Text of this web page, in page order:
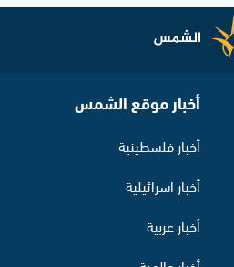
أخبار موقع الشمس
أخبار فلسطينية
أخبار اسرائيلية
أخبار عربية